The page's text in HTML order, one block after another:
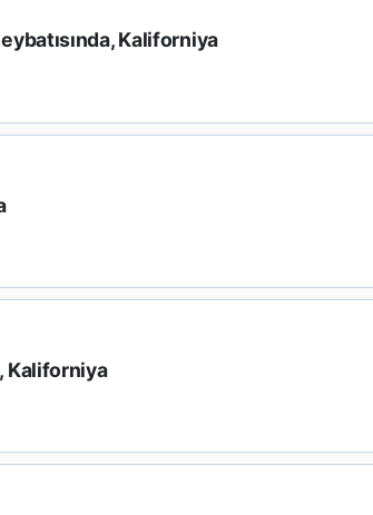
Kaliforniya
Kaliforniya